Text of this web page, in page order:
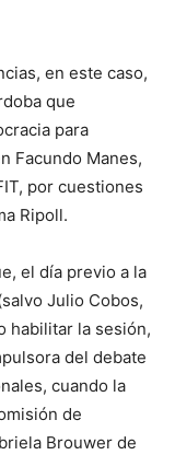
en este caso,
que
para
Facundo Manes,
por cuestiones
Ripoll.
el día previo a la
Julio Cobos,
habilitar la sesión,
del debate
cuando la
de
Brouwer de